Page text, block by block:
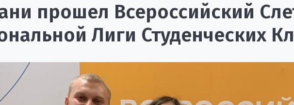
прошел Всероссийский
Лиги Студенческих